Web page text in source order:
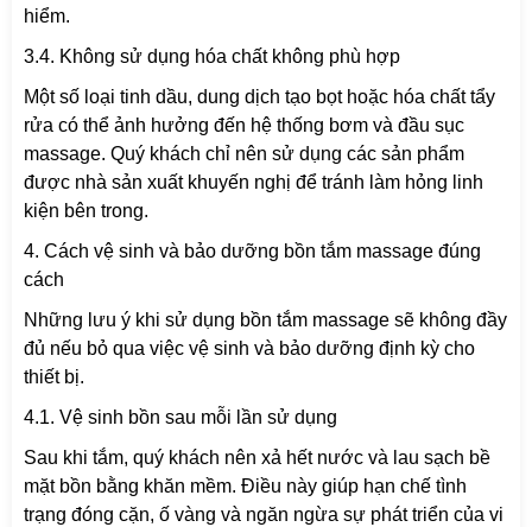
hiểm.
3.4. Không sử dụng hóa chất không phù hợp
Một số loại tinh dầu, dung dịch tạo bọt hoặc hóa chất tẩy
rửa có thể ảnh hưởng đến hệ thống bơm và đầu sục
massage. Quý khách chỉ nên sử dụng các sản phẩm
được nhà sản xuất khuyến nghị để tránh làm hỏng linh
kiện bên trong.
4. Cách vệ sinh và bảo dưỡng bồn tắm massage đúng
cách
Những lưu ý khi sử dụng bồn tắm massage sẽ không đầy
đủ nếu bỏ qua việc vệ sinh và bảo dưỡng định kỳ cho
thiết bị.
4.1. Vệ sinh bồn sau mỗi lần sử dụng
Sau khi tắm, quý khách nên xả hết nước và lau sạch bề
mặt bồn bằng khăn mềm. Điều này giúp hạn chế tình
trạng đóng cặn, ố vàng và ngăn ngừa sự phát triển của vi